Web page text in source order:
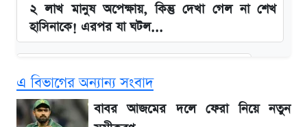
২ লাখ মানুষ অপেক্ষায়, কিন্তু দেখা গেল না শেখ
হাসিনাকে! এরপর যা ঘটল...
সাকিবের বাড়িতে হামলা নিয়ে মুখ খুললেন দিলীপ
এ বিভাগের অন্যান্য সংবাদ
বাবর আজমের দলে ফেরা নিয়ে নতুন